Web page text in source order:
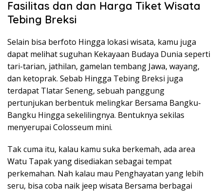
Fasilitas dan dan Harga Tiket Wisata
Tebing Breksi
Selain bisa berfoto Hingga lokasi wisata, kamu juga
dapat melihat suguhan Kekayaan Budaya Dunia seperti
tari-tarian, jathilan, gamelan tembang Jawa, wayang,
dan ketoprak. Sebab Hingga Tebing Breksi juga
terdapat Tlatar Seneng, sebuah panggung
pertunjukan berbentuk melingkar Bersama Bangku-
Bangku Hingga sekelilingnya. Bentuknya sekilas
menyerupai Colosseum mini.
Tak cuma itu, kalau kamu suka berkemah, ada area
Watu Tapak yang disediakan sebagai tempat
perkemahan. Nah kalau mau Penghayatan yang lebih
seru, bisa coba naik jeep wisata Bersama berbagai